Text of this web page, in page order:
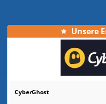
Unsere
CyberGhost